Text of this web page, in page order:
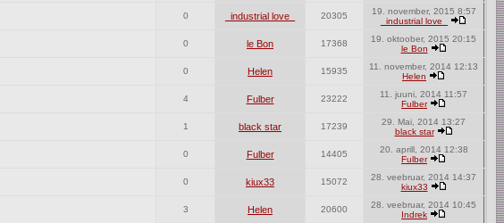
0 _industrial love_ 20305
19. november, 2015 8:57
_industrial love_
0 le Bon 17368
19. oktoober, 2015 20:15
le Bon
0 Helen 15935
11. november, 2014 12:13
Helen
4 Fulber 23222
11. juuni, 2014 11:57
Fulber
1 black star 17239
29. Mai, 2014 13:27
black star
0 Fulber 14405
20. aprill, 2014 12:38
Fulber
0 kiux33 15072
28. veebruar, 2014 14:37
kiux33
3 Helen 20600
28. veebruar, 2014 10:45
Indrek